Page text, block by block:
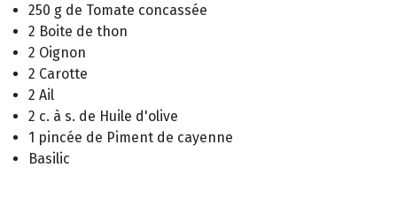
250 g de Tomate concassée
2 Boite de thon
2 Oignon
2 Carotte
2 Ail
2 c. à s. de Huile d'olive
1 pincée de Piment de cayenne
Basilic